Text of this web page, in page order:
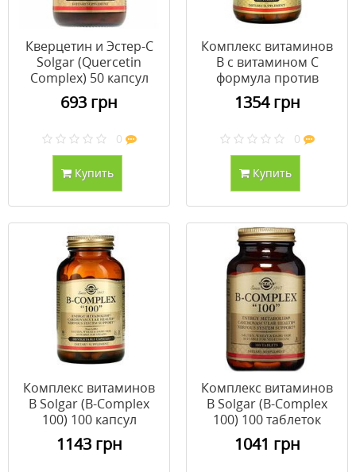
Кверцетин и Эстер-С
Solgar (Quercetin
Complex) 50 капсул
693 грн
0
Купить
Комплекс витаминов
B с витамином C
формула против
стресса Solgar 250
таблеток
1354 грн
0
Купить
Комплекс витаминов
В Solgar (B-Complex
100) 100 капсул
1143 грн
Комплекс витаминов
В Solgar (B-Complex
100) 100 таблеток
1041 грн